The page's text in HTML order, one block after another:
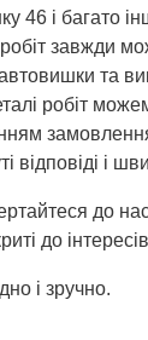
46 і багато
робіт завжди
та
робіт
відповіді і
до
до інтересів
і зручно.